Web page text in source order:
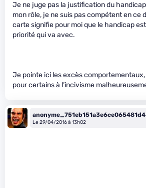
Je ne juge pas la justification du handicap
mon rôle, je ne suis pas compétent en ce
carte signifie pour moi que le handicap
priorité qui va avec.
Je pointe ici les excès
pour certains à l’incivisme
Le 29/04/2016 à 13h02